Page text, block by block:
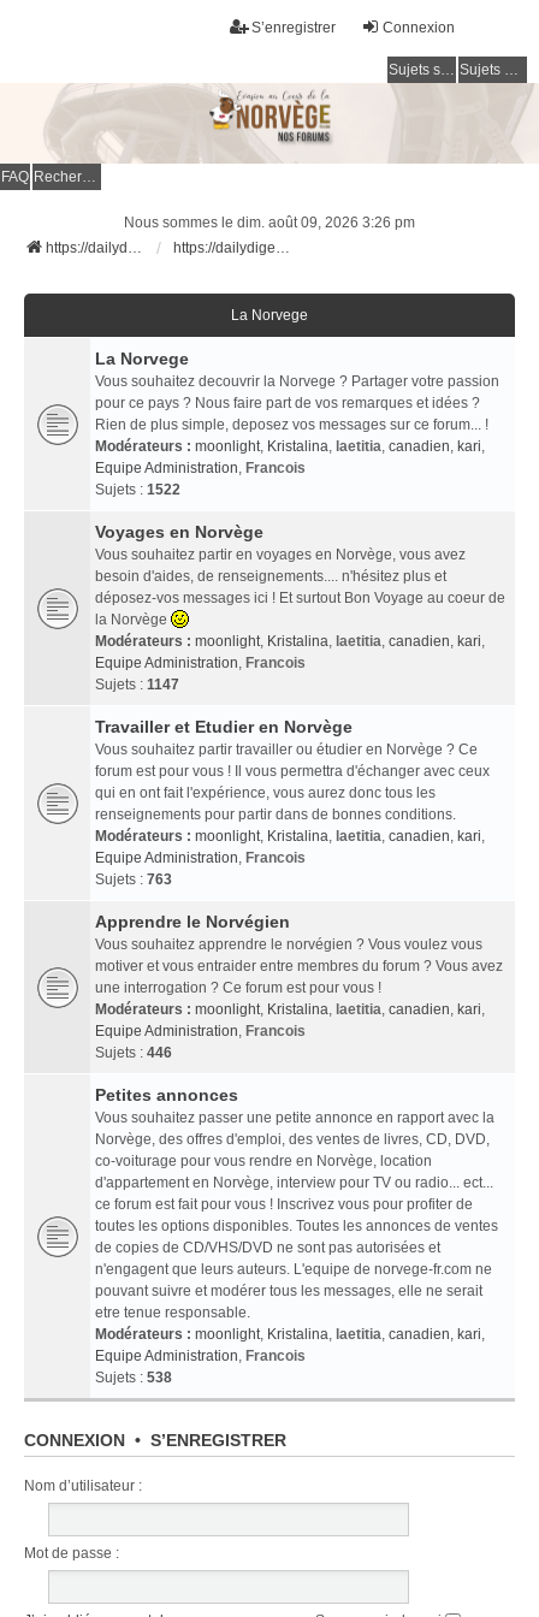
Connexion
S’enregistrer
Sujets sans réponse Sujets actifs
FAQ Rechercher
Nous sommes le dim. août 09, 2026 3:26 pm
https://dailydigesthub.com
https://dailydigesthub.com
La Norvege
La Norvege
Vous souhaitez decouvrir la Norvege ? Partager votre passion
pour ce pays ? Nous faire part de vos remarques et idées ?
Rien de plus simple, deposez vos messages sur ce forum... !
Modérateurs : moonlight, Kristalina, laetitia, canadien, kari,
Equipe Administration, Francois
Sujets : 1522
Voyages en Norvège
Vous souhaitez partir en voyages en Norvège, vous avez
besoin d'aides, de renseignements.... n'hésitez plus et
déposez-vos messages ici ! Et surtout Bon Voyage au coeur de
la Norvège
Modérateurs : moonlight, Kristalina, laetitia, canadien, kari,
Equipe Administration, Francois
Sujets : 1147
Travailler et Etudier en Norvège
Vous souhaitez partir travailler ou étudier en Norvège ? Ce
forum est pour vous ! Il vous permettra d'échanger avec ceux
qui en ont fait l'expérience, vous aurez donc tous les
renseignements pour partir dans de bonnes conditions.
Modérateurs : moonlight, Kristalina, laetitia, canadien, kari,
Equipe Administration, Francois
Sujets : 763
Apprendre le Norvégien
Vous souhaitez apprendre le norvégien ? Vous voulez vous
motiver et vous entraider entre membres du forum ? Vous avez
une interrogation ? Ce forum est pour vous !
Modérateurs : moonlight, Kristalina, laetitia, canadien, kari,
Equipe Administration, Francois
Sujets : 446
Petites annonces
Vous souhaitez passer une petite annonce en rapport avec la
Norvège, des offres d'emploi, des ventes de livres, CD, DVD,
co-voiturage pour vous rendre en Norvège, location
d'appartement en Norvège, interview pour TV ou radio... ect...
ce forum est fait pour vous ! Inscrivez vous pour profiter de
toutes les options disponibles. Toutes les annonces de ventes
de copies de CD/VHS/DVD ne sont pas autorisées et
n'engagent que leurs auteurs. L'equipe de norvege-fr.com ne
pouvant suivre et modérer tous les messages, elle ne serait
etre tenue responsable.
Modérateurs : moonlight, Kristalina, laetitia, canadien, kari,
Equipe Administration, Francois
Sujets : 538
CONNEXION • S’ENREGISTRER
Nom d’utilisateur :
Mot de passe :